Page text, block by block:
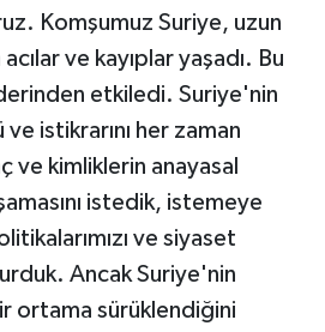
Komşumuz Suriye, uzun
ve kayıplar yaşadı. Bu
etkiledi. Suriye'nin
istikrarını her zaman
ve kimliklerin anayasal
istedik, istemeye
ve siyaset
Ancak Suriye'nin
ortama sürüklendiğini